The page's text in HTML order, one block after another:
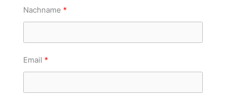
Nachname
Email